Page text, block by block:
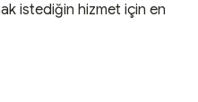
istediğin hizmet için en